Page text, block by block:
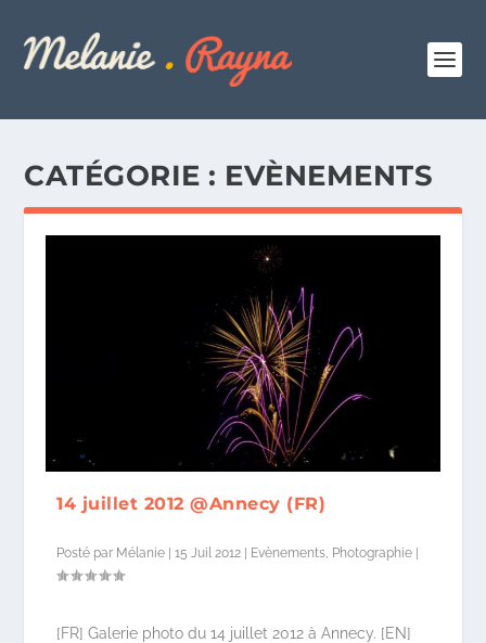
CATÉGORIE : EVÈNEMENTS
14 juillet 2012 @Annecy (FR)
Posté par Mélanie |15 Juil 2012 | Evènements Photographie |
[FR] Galerie photo du 14 juillet 2012 à Annecy. [EN]